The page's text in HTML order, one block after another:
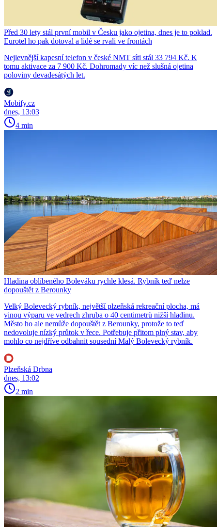
Před 30 lety stál první mobil v Česku jako ojetina, dnes je to poklad.
Eurotel ho pak dotoval a lidé se rvali ve frontách
Nejlevnější kapesní telefon v české NMT síti stál 33 794 Kč. K
tomu aktivace za 7 900 Kč. Dohromady víc než slušná ojetina
poloviny devadesátých let.
Mobify.cz
dnes, 13:03
4 min
Hladina oblíbeného Boleváku rychle klesá. Rybník teď nelze
dopouštět z Berounky
Velký Bolevecký rybník, největší plzeňská rekreační plocha, má
vinou výparu ve vedrech zhruba o 40 centimetrů nižší hladinu.
Město ho ale nemůže dopouštět z Berounky, protože to teď
nedovoluje nízký průtok v řece. Potřebuje přitom plný stav, aby
mohlo co nejdříve odbahnit sousední Malý Bolevecký rybník.
Plzeňská Drbna
dnes, 13:02
2 min